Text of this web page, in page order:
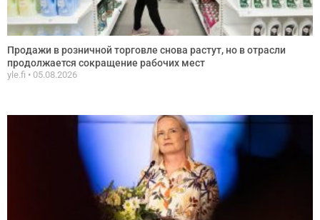
Продажи в розничной торговле снова растут, но в отрасли
продолжается сокращение рабочих мест
yle.fi 05.08.2026